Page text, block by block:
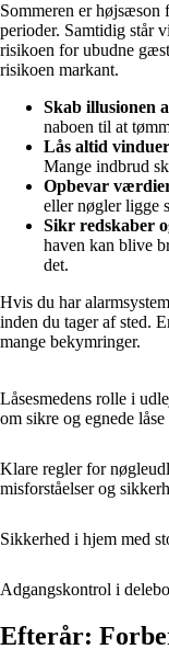
Sommeren er
perioder. Samtidig står
risikoen for ubudne
risikoen markant.
Skab illusionen
naboen til at
Lås altid
Mange indbrud
Opbevar
eller nøgler ligge
Sikr redskaber
haven kan blive
det.
Hvis du har
inden du tager af sted.
mange bekymringer.
Låsesmedens rolle i
om sikre og egnede låse
Klare regler for
misforståelser og
Sikkerhed i hjem med
Adgangskontrol i
Efterår: